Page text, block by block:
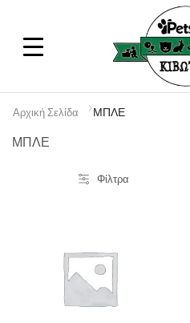
Αρχική Σελίδα ΜΠΛΕ
ΜΠΛΕ
Φίλτρα